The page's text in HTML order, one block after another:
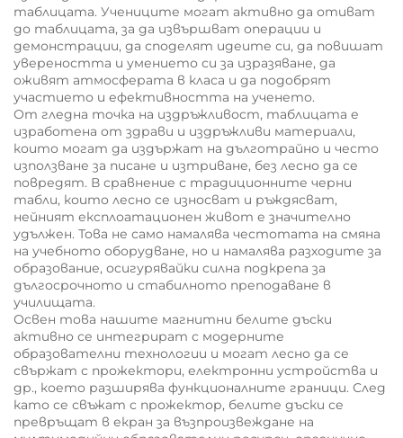
таблицата. Учениците могат активно да отиват
до таблицата, за да извършват операции и
демонстрации, да споделят идеите си, да повишат
увереността и умението си за изразяване, да
оживят атмосферата в класа и да подобрят
участието и ефективността на ученето.
От гледна точка на издръжливост, таблицата е
изработена от здрави и издръжливи материали,
които могат да издържат на дълготрайно и често
използване за писане и изтриване, без лесно да се
повредят. В сравнение с традиционните черни
табли, които лесно се износват и ръждясват,
нейният експлоатационен живот е значително
удължен. Това не само намалява честотата на смяна
на учебното оборудване, но и намалява разходите за
образование, осигурявайки силна подкрепа за
дългосрочното и стабилното преподаване в
училищата.
Освен това нашите магнитни белите дъски
активно се интегрират с модерните
образователни технологии и могат лесно да се
свържат с прожектори, електронни устройства и
др., което разширява функционалните граници. След
като се свъжат с прожектор, белите дъски се
превръщат в екран за възпроизвеждане на